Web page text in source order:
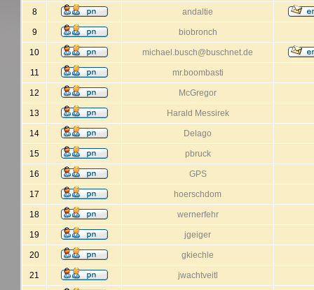
8 andaltie
9 biobronch
10 michael.busch@buschnet.de
11 mr.boombasti
12 McGregor
13 Harald Messirek
14 Delago
15 pbruck
16 GPS
17 hoerschdom
18 wernerfehr
19 jgeiger
20 gkiechle
21 jwachtveitl